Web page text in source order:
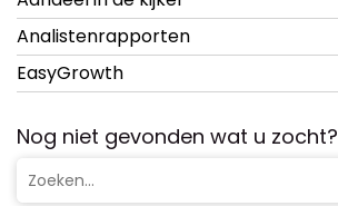
Analistenrapporten
EasyGrowth
Nog niet gevonden wat u zocht?